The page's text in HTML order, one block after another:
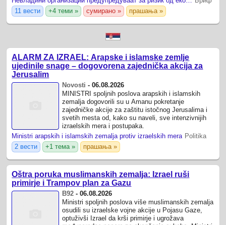
11 вести
+4 теми » сумирано » прашања »
ALARM ZA IZRAEL: Arapske i islamske zemlje
ujedinile snage – dogovorena zajednička akcija za
Jerusalim
Novosti -06.08.2026
MINISTRI spoljnih poslova arapskih i islamskih
zemalja dogovorili su u Amanu pokretanje
zajedničke akcije za zaštitu istočnog Jerusalima i
svetih mesta od, kako su naveli, sve intenzivnijih
izraelskih mera i postupaka.
Ministri arapskih i islamskih zemalja protiv izraelskih mera Politika
2 вести
+1 тема » прашања »
Oštra poruka muslimanskih zemalja: Izrael ruši
primirje i Trampov plan za Gazu
B92 -06.08.2026
Ministri spoljnih poslova više muslimanskih zemalja
osudili su izraelske vojne akcije u Pojasu Gaze,
optuživši Izrael da krši primirje i ugrožava